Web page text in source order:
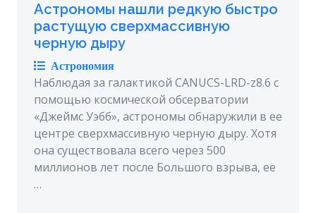
Астрономы нашли редкую быстро
растущую сверхмассивную
черную дыру
Астрономия
Наблюдая за галактикой CANUCS-LRD-z8.6 с
помощью космической обсерватории
«Джеймс Уэбб», астрономы обнаружили в ее
центре сверхмассивную черную дыру. Хотя
она существовала всего через 500
миллионов лет после Большого взрыва, ее
…